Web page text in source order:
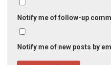
Notify me of follow-up
Notify me of new posts by